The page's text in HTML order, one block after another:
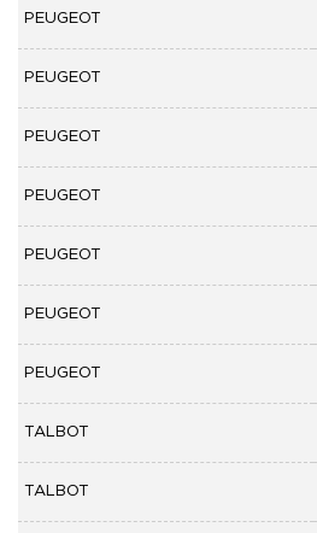
PEUGEOT
PEUGEOT
PEUGEOT
PEUGEOT
PEUGEOT
PEUGEOT
PEUGEOT
TALBOT
TALBOT